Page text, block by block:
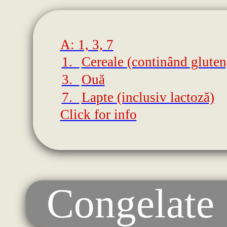
A: 1, 3, 7
1.
Cereale (continând
3.
Ouă
7.
Lapte (inclusiv lactoză)
Click for info
Congelate